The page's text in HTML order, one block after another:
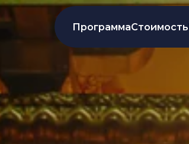
ПрограммаСтоимость